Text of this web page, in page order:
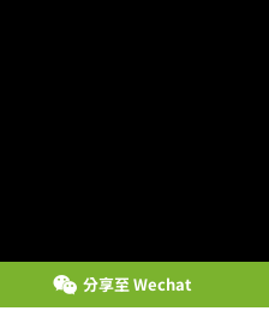
分享至 Wechat